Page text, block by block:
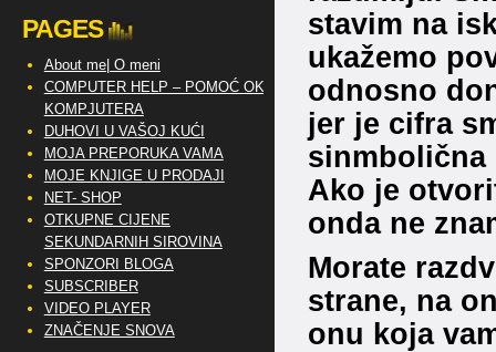
stavim na
ukažemo
odnosno
jer je cifra
sinmbolična
Ako je
onda ne
Morate
strane, na
onu koja
PAGES
About me| O meni
COMPUTER HELP – POMOĆ OKO
KOMPJUTERA
DUHOVI U VAŠOJ KUĆI
MOJA PREPORUKA VAMA
MOJE KNJIGE U PRODAJI
NET- SHOP
OTKUPNE CIJENE
SEKUNDARNIH SIROVINA
SPONZORI BLOGA
SUBSCRIBER
VIDEO PLAYER
ZNAČENJE SNOVA